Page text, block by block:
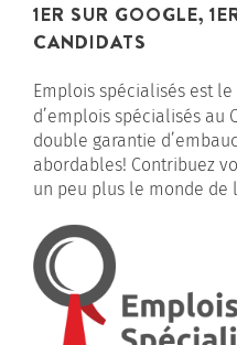
1ER SUR GOOGLE,
CANDIDATS
Emplois spécialisés est le
d’emplois spécialisés au
double garantie
abordables! Contribuez
un peu plus le monde de